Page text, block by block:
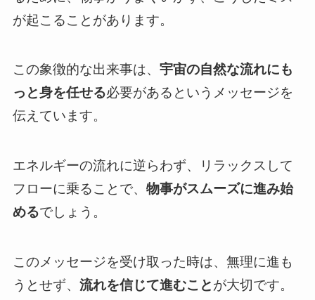
が起こることがあります。
この象徴的な出来事は、 宇宙の自然な流れにも
っと身を任せる必要があるというメッセージを
伝えています。
エネルギーの流れに逆らわず、リラックスして
フローに乗ることで、 物事がスムーズに進み始
めるでしょう。
このメッセージを受け取った時は、無理に進も
うとせず、 流れを信じて進むことが大切です。